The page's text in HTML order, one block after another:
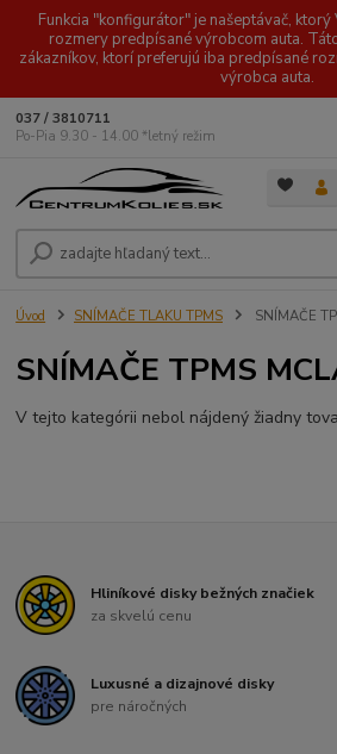
Funkcia "konfigurátor" je našeptávač,
rozmery predpísané výrobcom auta.
zákazníkov, ktorí preferujú iba predpísané
výrobca auta.
037 / 3810711
Po-Pia 9.30 - 14.00 *letný režim
Úvod SNÍMAČE TLAKU TPMS SNÍMAČE
SNÍMAČE TPMS
V tejto kategórii nebol nájdený žiadny
Hliníkové disky bežných značiek
za skvelú cenu
Luxusné a dizajnové disky
pre náročných